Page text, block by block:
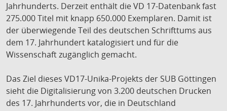
Jahrhunderts. Derzeit enthält die VD 17-Datenbank fast
275.000 Titel mit knapp 650.000 Exemplaren. Damit ist
der überwiegende Teil des deutschen Schrifttums aus
dem 17. Jahrhundert katalogisiert und für die
Wissenschaft zugänglich gemacht.
Das Ziel dieses VD17-Unika-Projekts der SUB Göttingen
sieht die Digitalisierung von 3.200 deutschen Drucken
des 17. Jahrhunderts vor, die in Deutschland